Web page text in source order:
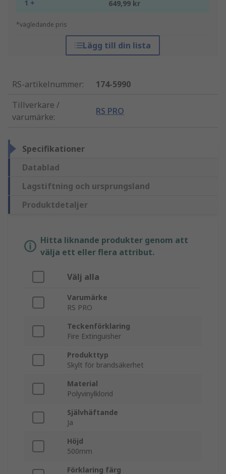
1 + 649,99 kr
*vägledande pris
Lägg till din lista
RS-artikelnummer:
174-5990
Tillverkare /
varumärke:
RS PRO
Specifikationer
Datablad
Lagstiftning och ursprungsland
Produktdetaljer
Hitta liknande produkter genom att
välja ett eller flera attribut.
Välj alla
Varumärke
RS PRO
Teckenförklaring
Fire Extinguisher
Produkttyp
Skylt för brandsäkerhet
Material
Polyvinylklorid
Självhäftande
Ja
Höjd
500mm
Förklaring färg